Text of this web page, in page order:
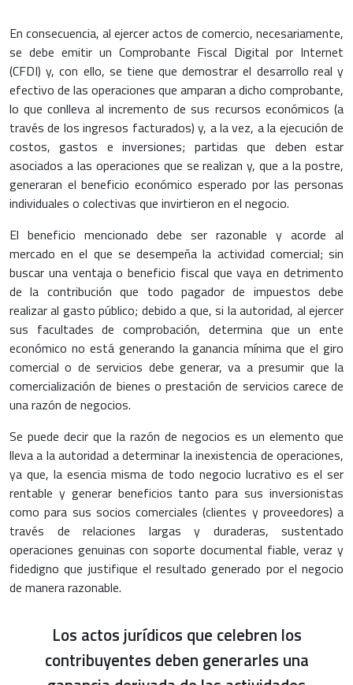
En consecuencia, al ejercer actos de comercio, necesariamente,
se debe emitir un Comprobante Fiscal Digital por Internet
(CFDI) y, con ello, se tiene que demostrar el desarrollo real y
efectivo de las operaciones que amparan a dicho comprobante,
lo que conlleva al incremento de sus recursos económicos (a
través de los ingresos facturados) y, a la vez, a la ejecución de
costos, gastos e inversiones; partidas que deben estar
asociados a las operaciones que se realizan y, que a la postre,
generaran el beneficio económico esperado por las personas
individuales o colectivas que invirtieron en el negocio.
El beneficio mencionado debe ser razonable y acorde al
mercado en el que se desempeña la actividad comercial; sin
buscar una ventaja o beneficio fiscal que vaya en detrimento
de la contribución que todo pagador de impuestos debe
realizar al gasto público; debido a que, si la autoridad, al ejercer
sus facultades de comprobación, determina que un ente
económico no está generando la ganancia mínima que el giro
comercial o de servicios debe generar, va a presumir que la
comercialización de bienes o prestación de servicios carece de
una razón de negocios.
Se puede decir que la razón de negocios es un elemento que
lleva a la autoridad a determinar la inexistencia de operaciones,
ya que, la esencia misma de todo negocio lucrativo es el ser
rentable y generar beneficios tanto para sus inversionistas
como para sus socios comerciales (clientes y proveedores) a
través de relaciones largas y duraderas, sustentado
operaciones genuinas con soporte documental fiable, veraz y
fidedigno que justifique el resultado generado por el negocio
de manera razonable.
Los actos jurídicos que celebren los
contribuyentes deben generarles una